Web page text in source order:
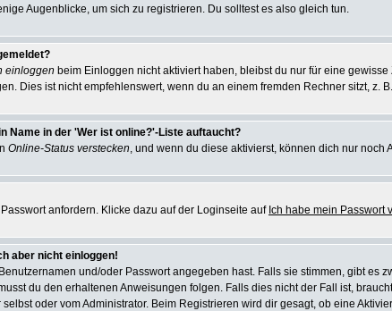
Augenblicke, um sich zu registrieren. Du solltest es also gleich tun.
einloggen beim Einloggen nicht aktiviert haben, bleibst du nur für eine
Dies ist nicht empfehlenswert, wenn du an einem fremden Rechner sitzt, z.
Name in der 'Wer ist online?'-Liste auftaucht?
Online-Status verstecken, und wenn du diese aktivierst, können dich nur noch
anfordern. Klicke dazu auf der Loginseite auf Ich habe mein Passwort
aber nicht einloggen!
und/oder Passwort angegeben hast. Falls sie stimmen, gibt
du den erhaltenen Anweisungen folgen. Falls dies nicht der Fall ist,
oder vom Administrator. Beim Registrieren wird dir gesagt, ob eine